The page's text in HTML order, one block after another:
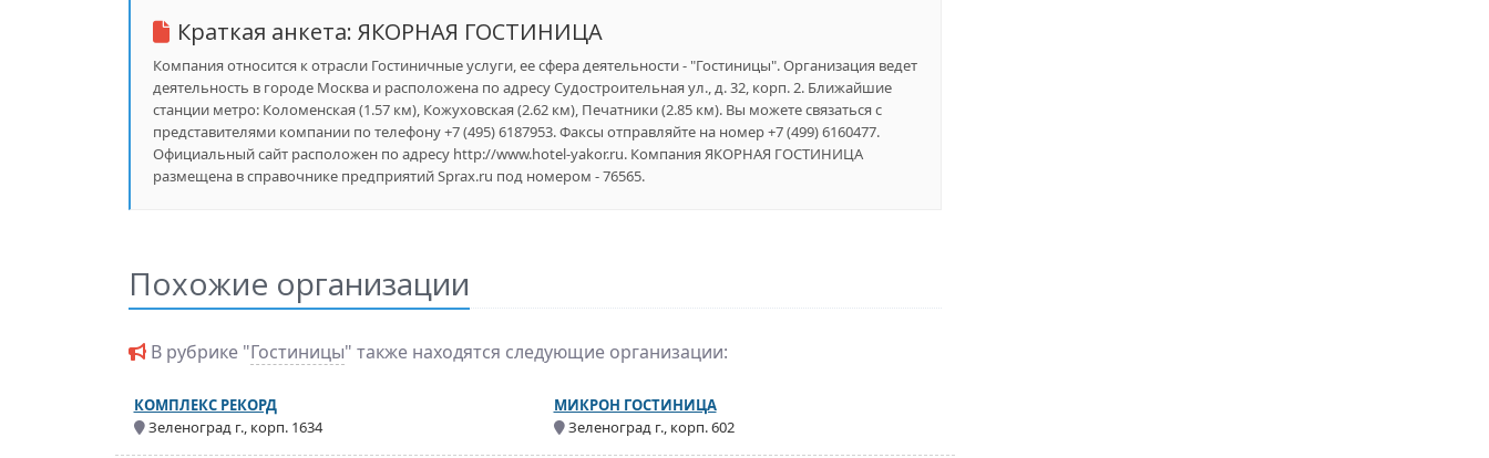
Краткая анкета: ЯКОРНАЯ ГОСТИНИЦА
Компания относится к отрасли Гостиничные услуги, ее сфера деятельности - "Гостиницы". Организация ведет
деятельность в городе Москва и расположена по адресу Судостроительная ул., д. 32, корп. 2. Ближайшие
станции метро: Коломенская (1.57 км), Кожуховская (2.62 км), Печатники (2.85 км). Вы можете связаться с
представителями компании по телефону +7 (495) 6187953. Факсы отправляйте на номер +7 (499) 6160477.
Официальный сайт расположен по адресу http://www.hotel-yakor.ru. Компания ЯКОРНАЯ ГОСТИНИЦА
размещена в справочнике предприятий Sprax.ru под номером - 76565.
Похожие организации
В рубрике "Гостиницы" также находятся следующие организации:
КОМПЛЕКС РЕКОРД
Зеленоград г., корп. 1634
МИКРОН ГОСТИНИЦА
Зеленоград г., корп. 602